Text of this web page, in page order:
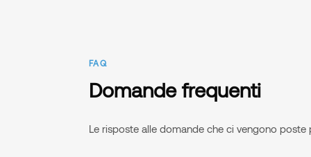
FAQ
Domande frequenti
Le risposte alle domande che ci vengono